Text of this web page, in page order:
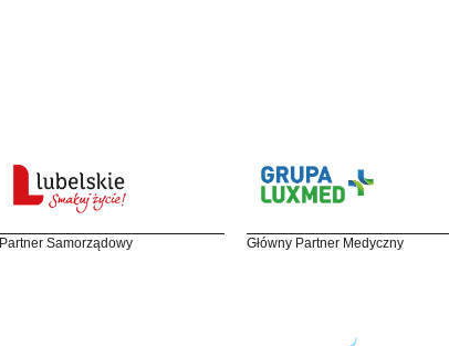
Partner Samorządowy Główny Partner Medyczny